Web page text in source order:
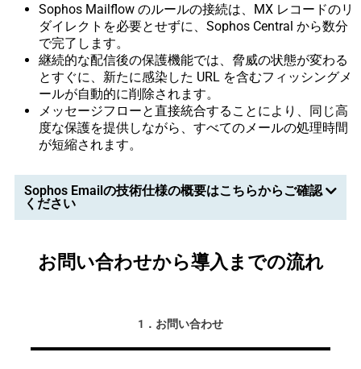
Sophos Mailflow のルールの接続は、MX レコードのリ
ダイレクトを必要とせずに、Sophos Central から数分
で完了します。
継続的な配信後の保護機能では、脅威の状態が変わる
とすぐに、新たに感染した URL を含むフィッシングメ
ールが自動的に削除されます。
メッセージフローと直接統合することにより、同じ高
度な保護を提供しながら、すべてのメールの処理時間
が短縮されます。
Sophos Emailの技術仕様の概要はこちらからご確認
ください
お問い合わせから導入までの流れ
1．お問い合わせ